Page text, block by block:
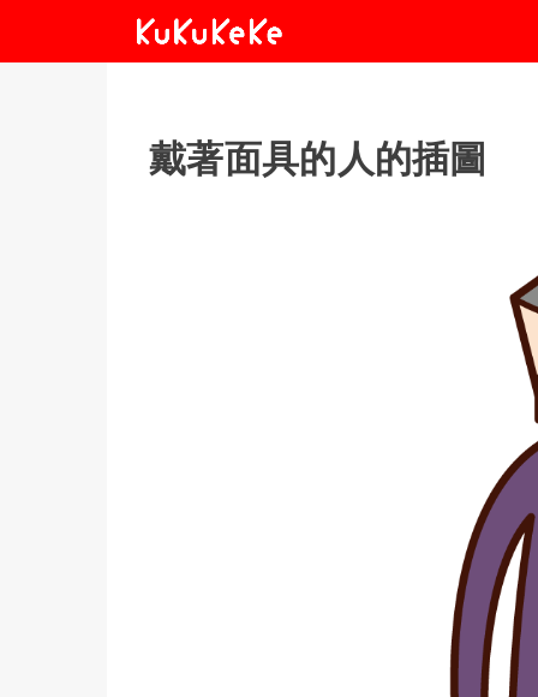
戴著面具的人的插圖